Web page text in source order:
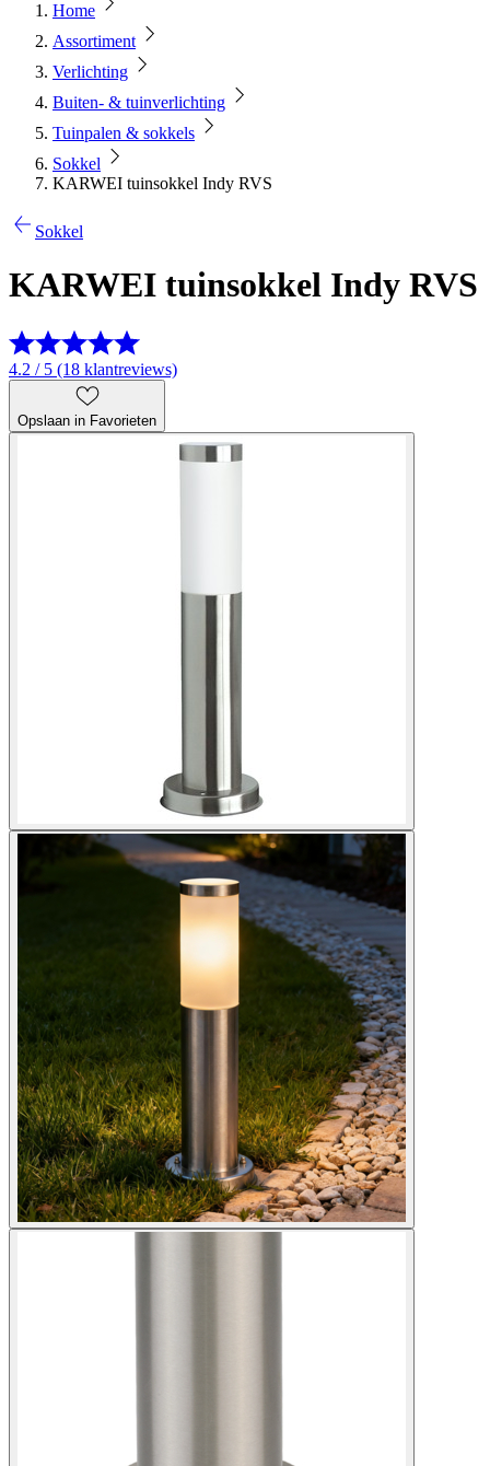
Home
Assortiment
Verlichting
Buiten- & tuinverlichting
Tuinpalen & sokkels
Sokkel
KARWEI tuinsokkel Indy RVS
Sokkel
KARWEI tuinsokkel Indy RVS
4.2 / 5 (18 klantreviews)
Opslaan in Favorieten